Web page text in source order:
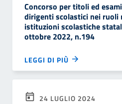
Concorso per titoli ed
dirigenti scolastici nei ruoli
istituzioni scolastiche
ottobre 2022, n.194
LEGGI DI PIÙ
24 LUGLIO 2024